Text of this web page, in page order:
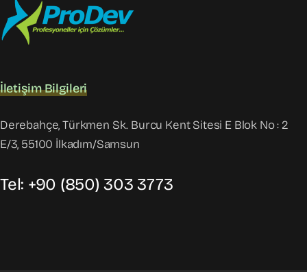
İletişim Bilgileri
Derebahçe, Türkmen Sk. Burcu Kent Sitesi E Blok No : 2
E/3, 55100 İlkadım/Samsun
Tel: +90 (850) 303 3773